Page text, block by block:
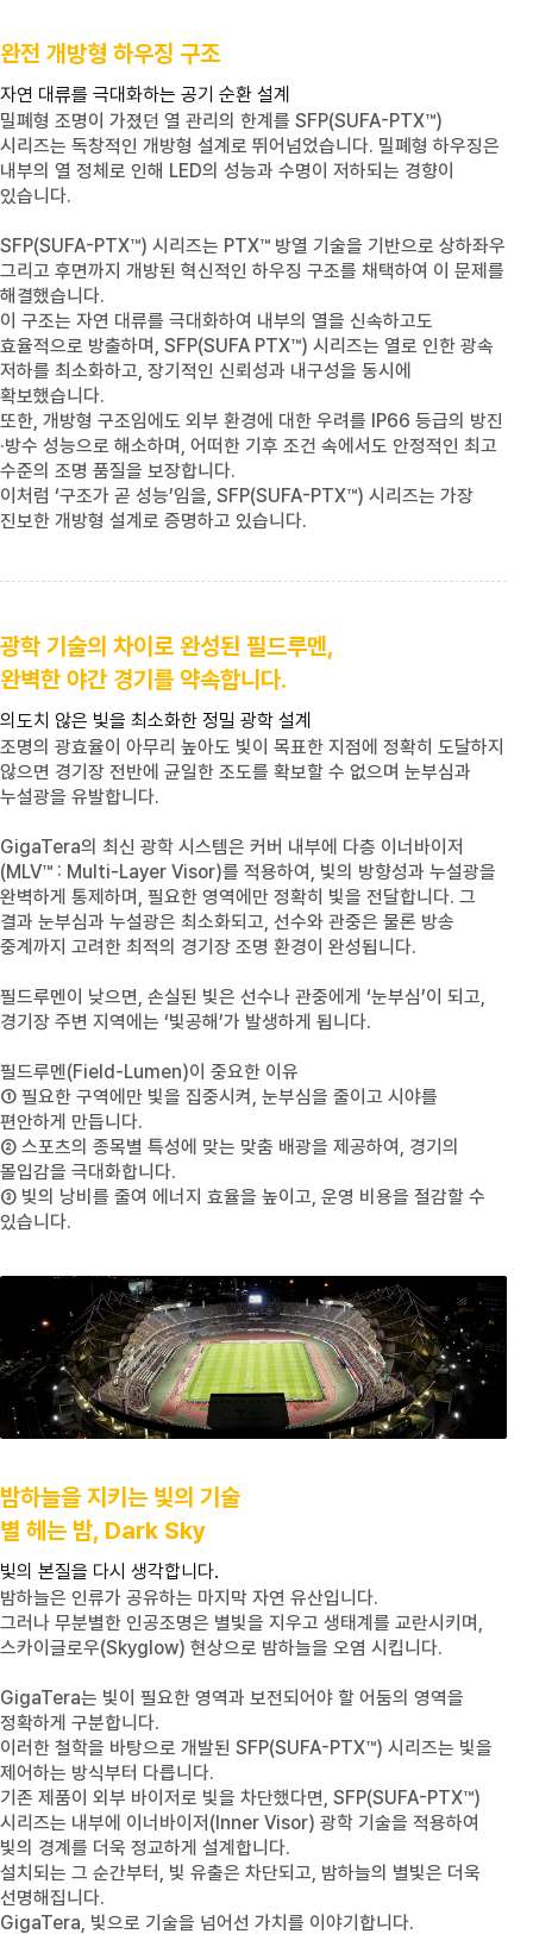
완전 개방형 하우징 구조
자연 대류를 극대화하는 공기 순환 설계
밀폐형 조명이 가졌던 열 관리의 한계를 SFP(SUFA-PTX™)
시리즈는 독창적인 개방형 설계로 뛰어넘었습니다. 밀폐형 하우징은
내부의 열 정체로 인해 LED의 성능과 수명이 저하되는 경향이
있습니다.
SFP(SUFA-PTX™) 시리즈는 PTX™ 방열 기술을 기반으로 상하좌우
그리고 후면까지 개방된 혁신적인 하우징 구조를 채택하여 이 문제를
해결했습니다.
이 구조는 자연 대류를 극대화하여 내부의 열을 신속하고도
효율적으로 방출하며, SFP(SUFA PTX™) 시리즈는 열로 인한 광속
저하를 최소화하고, 장기적인 신뢰성과 내구성을 동시에
확보했습니다.
또한, 개방형 구조임에도 외부 환경에 대한 우려를 IP66 등급의 방진
·방수 성능으로 해소하며, 어떠한 기후 조건 속에서도 안정적인 최고
수준의 조명 품질을 보장합니다.
이처럼 ‘구조가 곧 성능’임을, SFP(SUFA-PTX™) 시리즈는 가장
진보한 개방형 설계로 증명하고 있습니다.
광학 기술의 차이로 완성된 필드루멘,
완벽한 야간 경기를 약속합니다.
의도치 않은 빛을 최소화한 정밀 광학 설계
조명의 광효율이 아무리 높아도 빛이 목표한 지점에 정확히 도달하지
않으면 경기장 전반에 균일한 조도를 확보할 수 없으며 눈부심과
누설광을 유발합니다.
GigaTera의 최신 광학 시스템은 커버 내부에 다층 이너바이저
(MLV™ : Multi-Layer Visor)를 적용하여, 빛의 방향성과 누설광을
완벽하게 통제하며, 필요한 영역에만 정확히 빛을 전달합니다. 그
결과 눈부심과 누설광은 최소화되고, 선수와 관중은 물론 방송
중계까지 고려한 최적의 경기장 조명 환경이 완성됩니다.
필드루멘이 낮으면, 손실된 빛은 선수나 관중에게 ‘눈부심’이 되고,
경기장 주변 지역에는 ‘빛공해’가 발생하게 됩니다.
필드루멘(Field-Lumen)이 중요한 이유
➀ 필요한 구역에만 빛을 집중시켜, 눈부심을 줄이고 시야를
편안하게 만듭니다.
➁ 스포츠의 종목별 특성에 맞는 맞춤 배광을 제공하여, 경기의
몰입감을 극대화합니다.
➂ 빛의 낭비를 줄여 에너지 효율을 높이고, 운영 비용을 절감할 수
있습니다.
밤하늘을 지키는 빛의 기술
별 헤는 밤, Dark Sky
빛의 본질을 다시 생각합니다.
밤하늘은 인류가 공유하는 마지막 자연 유산입니다.
그러나 무분별한 인공조명은 별빛을 지우고 생태계를 교란시키며,
스카이글로우(Skyglow) 현상으로 밤하늘을 오염 시킵니다.
GigaTera는 빛이 필요한 영역과 보전되어야 할 어둠의 영역을
정확하게 구분합니다.
이러한 철학을 바탕으로 개발된 SFP(SUFA-PTX™) 시리즈는 빛을
제어하는 방식부터 다릅니다.
기존 제품이 외부 바이저로 빛을 차단했다면, SFP(SUFA-PTX™)
시리즈는 내부에 이너바이저 (Inner Visor) 광학 기술을 적용하여
빛의 경계를 더욱 정교하게 설계합니다.
설치되는 그 순간부터, 빛 유출은 차단되고, 밤하늘의 별빛은 더욱
선명해집니다.
GigaTera, 빛으로 기술을 넘어선 가치를 이야기합니다.